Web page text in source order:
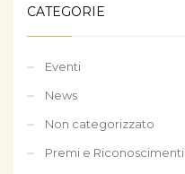
CATEGORIE
Eventi
News
Non categorizzato
Premi e Riconoscimenti